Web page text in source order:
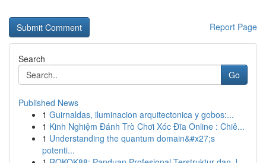
Report Page
Search
Go
Published News
1 Guirnaldas, iluminacion arquitectonica y gobos:...
1 Kinh Nghiệm Đánh Trò Chơi Xóc Đĩa Online : Chiê...
1 Understanding the quantum domain&#x27;s
potenti...